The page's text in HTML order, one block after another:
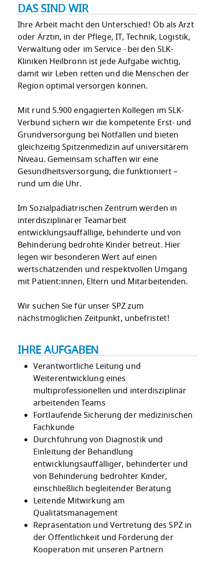
DAS SIND WIR
Ihre Arbeit macht den Unterschied! Ob als Arzt
oder Ärztin, in der Pflege, IT, Technik, Logistik,
Verwaltung oder im Service - bei den SLK-
Kliniken Heilbronn ist jede Aufgabe wichtig,
damit wir Leben retten und die Menschen der
Region optimal versorgen können.
Mit rund 5.900 engagierten Kollegen im SLK-
Verbund sichern wir die kompetente Erst- und
Grundversorgung bei Notfällen und bieten
gleichzeitig Spitzenmedizin auf universitärem
Niveau. Gemeinsam schaffen wir eine
Gesundheitsversorgung, die funktioniert –
rund um die Uhr.
Im Sozialpädiatrischen Zentrum werden in
interdisziplinärer Teamarbeit
entwicklungsauffällige, behinderte und von
Behinderung bedrohte Kinder betreut. Hier
legen wir besonderen Wert auf einen
wertschätzenden und respektvollen Umgang
mit Patient:innen, Eltern und Mitarbeitenden.
Wir suchen Sie für unser SPZ zum
nächstmöglichen Zeitpunkt, unbefristet!
IHRE AUFGABEN
Verantwortliche Leitung und
Weiterentwicklung eines
multiprofessionellen und interdisziplinär
arbeitenden Teams
Fortlaufende Sicherung der medizinischen
Fachkunde
Durchführung von Diagnostik und
Einleitung der Behandlung
entwicklungsauffälliger, behinderter und
von Behinderung bedrohter Kinder,
einschließlich begleitender Beratung
Leitende Mitwirkung am
Qualitätsmanagement
Repräsentation und Vertretung des SPZ in
der Öffentlichkeit und Förderung der
Kooperation mit unseren Partnern